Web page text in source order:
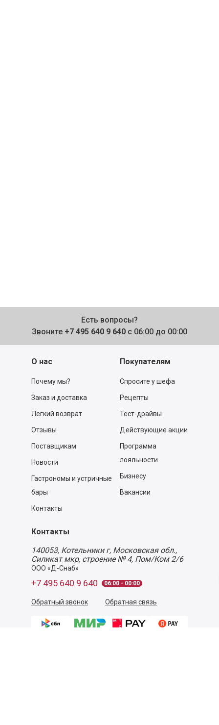
Есть вопросы?
Звоните +7 495 640 9 640 с 06:00 до 00:00
О нас
Почему мы?
Заказ и доставка
Легкий возврат
Отзывы
Поставщикам
Новости
Гастрономы и устричные
бары
Контакты
Покупателям
Спросите у шефа
Рецепты
Тест-драйвы
Действующие акции
Программа
лояльности
Бизнесу
Вакансии
Контакты
140053, Котельники г, Московская обл.,
Силикат мкр, строение № 4, Пом/Ком 2/6
ООО «Д-Снаб»
+7 495 640 9 640 06:00 - 00:00
Обратный звонок Обратная связь